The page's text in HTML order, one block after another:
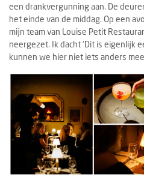
een drankvergunning aan. De
het einde van de middag. Op een
mijn team van Louise Petit
neergezet. Ik dacht ‘Dit is eigenlijk
kunnen we hier niet iets anders